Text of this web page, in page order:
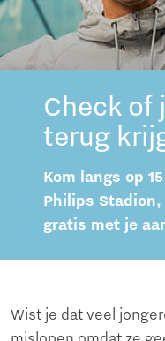
Check of
terug
Kom langs op
Philips
gratis met je
Wist je dat veel